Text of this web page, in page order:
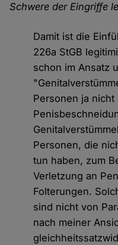
Schwere der Eingriffe
Damit ist die
226a StGB
schon im Ansatz
Personen ja nicht
Personen, die
tun haben, zum
Verletzung an
Folterungen.
sind nicht von
nach meiner